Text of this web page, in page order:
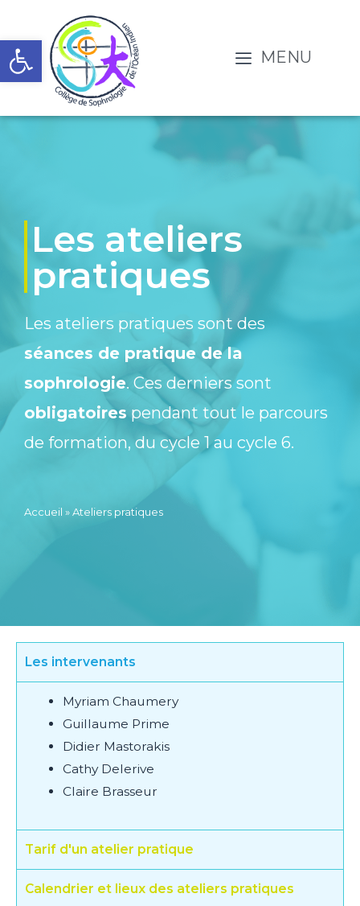
Ouvrir la barre d’outils MENU
Les ateliers
pratiques
Les ateliers pratiques sont des
séances de pratique de la
sophrologie. Ces derniers sont
obligatoirespendant tout le parcours
de formation, du cycle 1 au cycle 6.
Accueil »Ateliers pratiques
Les intervenants
Myriam Chaumery
Guillaume Prime
Didier Mastorakis
Cathy Delerive
Claire Brasseur
Tarif d'un atelier pratique
Calendrier et lieux des ateliers pratiques